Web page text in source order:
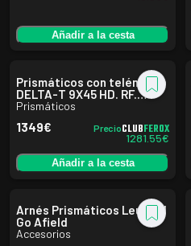
Añadir a la cesta
Prismáticos con telémetro
DELTA-T 9X45 HD. RF.
Delta Optical
Prismáticos
1349€ PrecioCLUBFEROX
1281.55€
Añadir a la cesta
Arnés Prismáticos Leupold
Go Afield
Accesorios